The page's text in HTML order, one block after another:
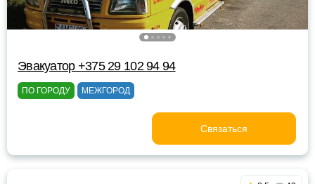
Эвакуатор +375 29 102 94 94
ПО ГОРОДУ МЕЖГОРОД
Связаться